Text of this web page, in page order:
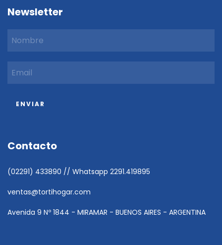
Newsletter
Contacto
(02291) 433890 // Whatsapp 2291.419895
ventas@tortihogar.com
Avenida 9 Nº 1844 - MIRAMAR - BUENOS AIRES - ARGENTINA